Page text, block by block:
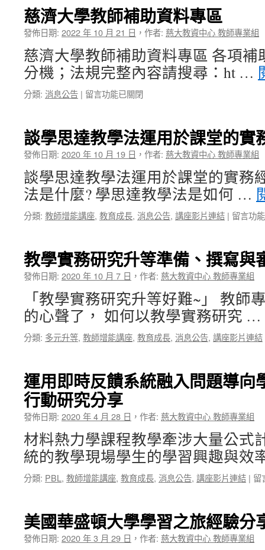
錄
取
公
告〉
中
學
期
創
與
特
色
教
學
申
請】
申
請
截
止
間
午
12
點，
歡
迎
提
申
app_no=1150624026〉
中
慈濟大學教師補助資料專區
發佈日期: 2022 年 10 月 21 日 ， 作者: 慈大教資中心 教師專業組
慈濟大學教師補助資料專區 各項
分機；法規完整內容請搜尋：ht …
分類: 消息公告 | 在
大
學
教
補
助
資
料
專
留言功能已關閉
談學思達教學法運用於課堂的實
發佈日期: 2020 年 10 月 19 日 ， 作者: 慈大教資中心 教師專業組
談學思達教學法運用於課堂的實務
法是什麼? 學思達教學法是如何 …
分類: 教師增能講座, 教育成長, 消息公告, 講座影片連結 | 在
思
達
教
法
運
用
於
課
實
務
驗
享〉
中
留言功
教學實務研究升等準備、撰寫與
發佈日期: 2020 年 10 月 7 日 ， 作者: 慈大教資中心 教師專業組
「教學實務研究升等好難~」 教師
的心聲了， 如何以教學實務研究 …
分類: 多元升等, 教師增能講座, 教育成長, 消息公告, 講座影片連結
運用即時反饋系統融入問題導向
行動研究分享
發佈日期: 2020 年 4 月 28 日 ， 作者: 慈大教資中心 教師專業組
材料熱力學課程教學牽涉大量公式
統的教學現場學生的學習興趣與
分類: PBL , 教師增能講座, 教育成長, 消息公告, 講座影片連結 | 在
即
時
反
留
美國華盛頓大學學習之旅經驗分
發佈日期: 2020 年 3 月 29 日 ， 作者: 慈大教資中心 教師專業組